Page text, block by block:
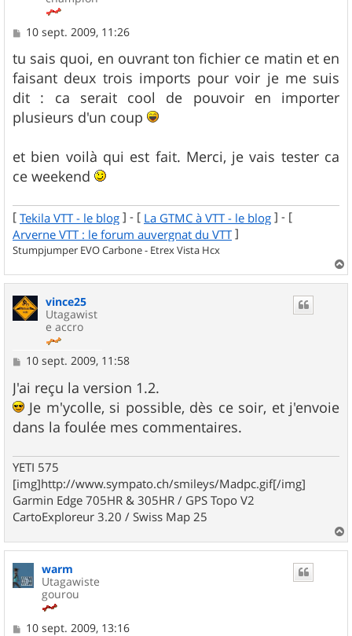
M
s
s
a
g
e
10 sept. 2009, 11:26
tu sais quoi, en ouvrant ton fichier ce matin et en
faisant deux trois imports pour voir je me suis
dit : ca serait cool de pouvoir en importer
plusieurs d'un coup
et bien voilà qui est fait. Merci, je vais tester ca
ce weekend
[ Tekila VTT - le blog ] - [ La GTMC à VTT - le blog ] - [
Arverne VTT : le forum auvergnat du VTT ]
Stumpjumper EVO Carbone - Etrex Vista Hcx
a
vince25
Utagawist
e accro
M
s
s
a
g
e
10 sept. 2009, 11:58
J'ai reçu la version 1.2.
Je m'ycolle, si possible, dès ce soir, et j'envoie
dans la foulée mes commentaires.
YETI 575
[img]http://www.sympato.ch/smileys/Madpc.gif[/img]
Garmin Edge 705HR & 305HR / GPS Topo V2
CartoExploreur 3.20 / Swiss Map 25
a
warm
Utagawiste
gourou
M10 sept. 2009, 13:16